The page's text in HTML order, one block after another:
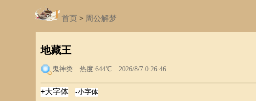
首页 > 周公解梦
地藏王
鬼神类 热度:644℃ 2026/8/7 0:26:46